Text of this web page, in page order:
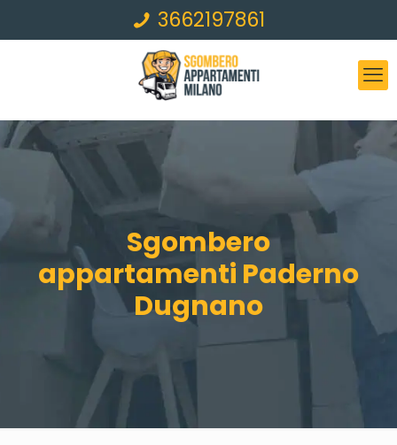
3662197861
Sgombero
appartamenti Paderno
Dugnano